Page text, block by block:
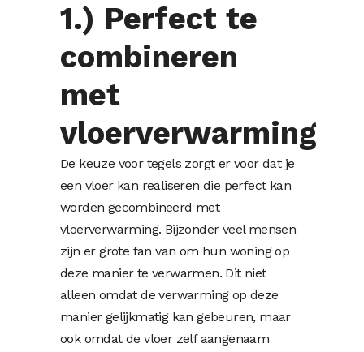
1.) Perfect te
combineren
met
vloerverwarming
De keuze voor tegels zorgt er voor dat je
een vloer kan realiseren die perfect kan
worden gecombineerd met
vloerverwarming. Bijzonder veel mensen
zijn er grote fan van om hun woning op
deze manier te verwarmen. Dit niet
alleen omdat de verwarming op deze
manier gelijkmatig kan gebeuren, maar
ook omdat de vloer zelf aangenaam